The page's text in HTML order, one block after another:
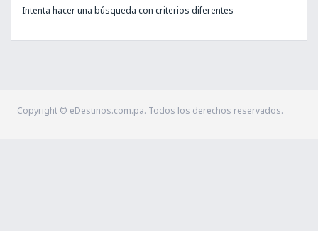
Intenta hacer una búsqueda con criterios diferentes
Copyright © eDestinos.com.pa. Todos los derechos reservados.